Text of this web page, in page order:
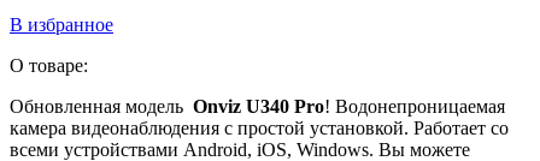
В избранное
О товаре:
Обновленная модель Onviz U340 Pro! Водонепроницаемая
камера видеонаблюдения с простой установкой. Работает со
всеми устройствами Android, iOS, Windows. Вы можете